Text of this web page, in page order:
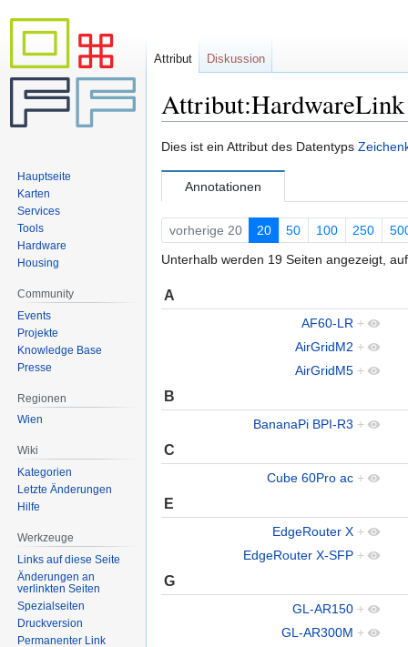
Attribut:HardwareLink
Zur
springen
Zur
springen
Dies ist ein Attribut des Datentyps
Annotationen
vorherige 20 20 50 100 250
Unterhalb werden 19 Seiten angezeigt,
A
AF60-LR +
AirGridM2 +
AirGridM5 +
B
BananaPi BPI-R3 +
C
Cube 60Pro ac +
E
EdgeRouter X +
EdgeRouter X-SFP +
G
GL-AR150 +
GL-AR300M +
Attribut Diskussion
Hauptseite
Karten
Services
Tools
Hardware
Housing
Community
Events
Projekte
Knowledge Base
Presse
Regionen
Wien
Wiki
Kategorien
Letzte Änderungen
Hilfe
Werkzeuge
Links auf diese Seite
Änderungen an
verlinkten Seiten
Spezialseiten
Druckversion
Permanenter Link